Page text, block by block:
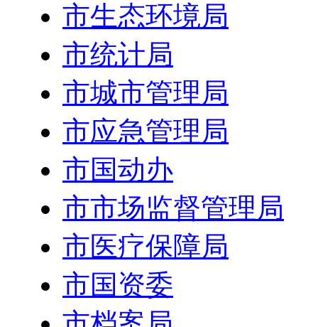
市生态环境局
市统计局
市城市管理局
市应急管理局
市国动办
市市场监督管理局
市医疗保障局
市国资委